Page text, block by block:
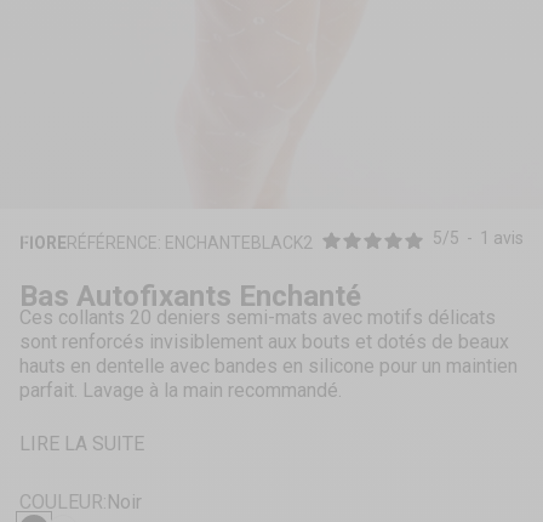
SUR
L'IMAGE
FIORERÉFÉRENCE: ENCHANTEBLACK2 5/5 - 1 avis
Bas Autofixants Enchanté
Ces collants 20 deniers semi-mats avec motifs délicats
sont renforcés invisiblement aux bouts et dotés de beaux
hauts en dentelle avec bandes en silicone pour un maintien
parfait. Lavage à la main recommandé.
LIRE LA SUITE
COULEUR:Noir